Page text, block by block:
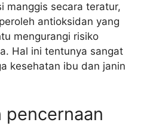
manggis secara teratur,
antioksidan yang
mengurangi risiko
Hal ini tentunya sangat
kesehatan ibu dan janin
pencernaan